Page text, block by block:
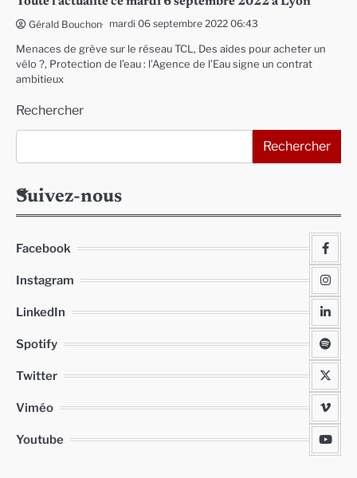
Gérald Bouchon mardi 06 septembre 2022 06:43
Menaces de grève sur le réseau TCL, Des aides pour acheter un
vélo ?, Protection de l’eau : l’Agence de l’Eau signe un contrat
ambitieux
Rechercher
Rechercher
Suivez-nous
Facebook
Instagram
LinkedIn
Spotify
Twitter
Viméo
Youtube